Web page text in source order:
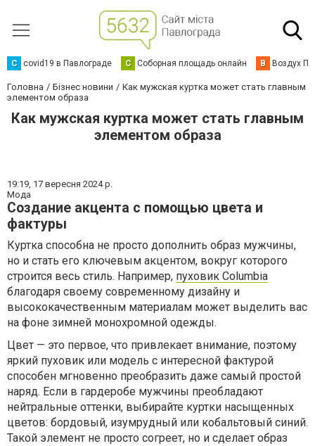
C covid19 в Павлограде С Соборная площадь онлайн В Воздух
Головна Бізнес новини
Как мужская куртка может стать главным
элементом образа
Как мужская куртка может стать главным
элементом образа
19:19, 17 вересня 2024 р.
Мода
Создание акцента с помощью цвета и
фактуры
Куртка способна не просто дополнить образ мужчины,
но и стать его ключевым акцентом, вокруг которого
строится весь стиль. Например, пуховик Columbia
благодаря своему современному дизайну и
высококачественным материалам может выделить вас
на фоне зимней монохромной одежды.
Цвет — это первое, что привлекает внимание, поэтому
яркий пуховик или модель с интересной фактурой
способен мгновенно преобразить даже самый простой
наряд. Если в гардеробе мужчины преобладают
нейтральные оттенки, выбирайте куртки насыщенных
цветов: бордовый, изумрудный или кобальтовый синий.
Такой элемент не просто согреет, но и сделает образ